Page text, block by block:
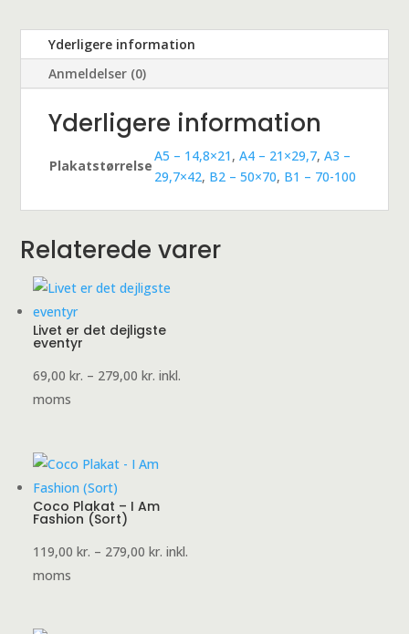
Yderligere information
Anmeldelser (0)
Yderligere information
Plakatstørrelse
A5 – 14,8×21 ,A4 – 21×29,7,A3 –
29,7×42, B2 – 50×70, B1 – 70-100
Relaterede varer
Livet er det dejligste
eventyr
69,00kr. – 279,00kr. Prisinterval:
inkl.
moms
Coco Plakat – I Am
Fashion (Sort)
119,00kr. – 279,00kr. Prisinterval:
inkl.
moms